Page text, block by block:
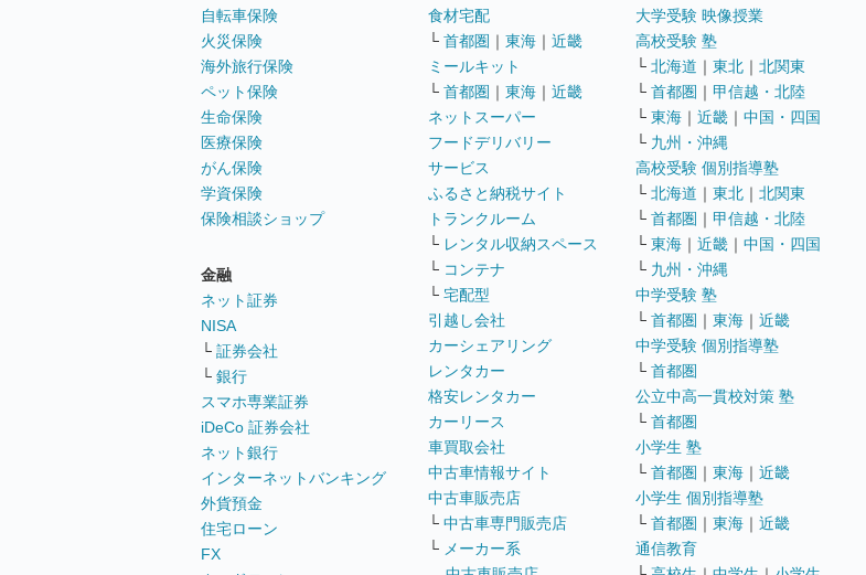
自転車保険
火災保険
海外旅行保険
ペット保険
生命保険
医療保険
がん保険
学資保険
保険相談ショップ
金融
ネット証券
NISA
└ 証券会社
└ 銀行
スマホ専業証券
iDeCo 証券会社
ネット銀行
インターネットバンキング
外貨預金
住宅ローン
FX
食材宅配
└ 首都圏 ｜ 東海 ｜ 近畿
ミールキット
└ 首都圏 ｜ 東海 ｜ 近畿
ネットスーパー
フードデリバリー
サービス
ふるさと納税サイト
トランクルーム
└ レンタル収納スペース
└ コンテナ
└ 宅配型
引越し会社
カーシェアリング
レンタカー
格安レンタカー
カーリース
車買取会社
中古車情報サイト
中古車販売店
└ 中古車専門販売店
└ メーカー系
大学受験 映像授業
高校受験 塾
└ 北海道 ｜ 東北 ｜ 北関東
└ 首都圏 ｜ 甲信越・北陸
└ 東海 ｜ 近畿 ｜ 中国・四国
└ 九州・沖縄
高校受験 個別指導塾
└ 北海道 ｜ 東北 ｜ 北関東
└ 首都圏 ｜ 甲信越・北陸
└ 東海 ｜ 近畿 ｜ 中国・四国
└ 九州・沖縄
中学受験 塾
└ 首都圏 ｜ 東海 ｜ 近畿
中学受験 個別指導塾
└ 首都圏
公立中高一貫校対策 塾
└ 首都圏
小学生 塾
└ 首都圏 ｜ 東海 ｜ 近畿
小学生 個別指導塾
└ 首都圏 ｜ 東海 ｜ 近畿
通信教育